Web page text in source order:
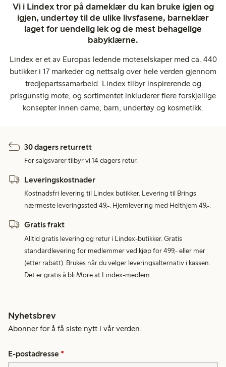
Vi i Lindex tror på dameklær du kan bruke igjen og
igjen, undertøy til de ulike livsfasene, barneklær
laget for uendelig lek og de mest behagelige
babyklærne.
Lindex er et av Europas ledende moteselskaper med ca. 440
butikker i 17 markeder og nettsalg over hele verden gjennom
tredjepartssamarbeid. Lindex tilbyr inspirerende og
prisgunstig mote, og sortimentet inkluderer flere forskjellige
konsepter innen dame, barn, undertøy og kosmetikk.
30 dagers returrett
For salgsvarer tilbyr vi 14 dagers retur.
Leveringskostnader
Kostnadsfri levering til Lindex butikker. Levering til Brings
nærmeste leveringssted 49,-. Hjemlevering med Helthjem 49,-.
Gratis frakt
Alltid gratis levering og retur i Lindex-butikker. Gratis
standardlevering for medlemmer ved kjøp for 499,- eller mer
(etter rabatt). Brukes når du velger leveringsalternativ i kassen.
Det er gratis å bli More at Lindex-medlem.
Nyhetsbrev
Abonner for å få siste nytt i vår verden.
E-postadresse *